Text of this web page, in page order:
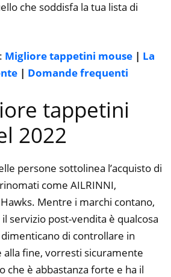
che soddisfa la tua lista di
Migliore tappetini mouse | La
| Domande frequenti
tappetini
2022
persone sottolinea l’acquisto di
come AILRINNI,
Mentre i marchi contano,
servizio post-vendita è qualcosa
di controllare in
alla fine, vorresti sicuramente
che è abbastanza forte e ha il